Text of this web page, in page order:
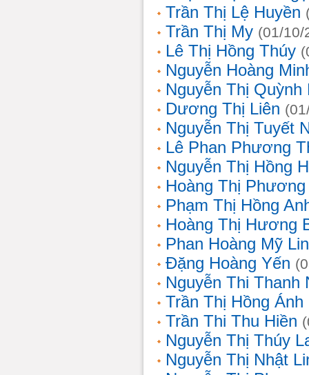
Trần Thị Lệ Huyền
Trần Thị My (01/10/
Lê Thị Hồng Thúy
Nguyễn Hoàng
Nguyễn Thị Quỳnh
Dương Thị Liên
Nguyễn Thị Tuyết
Lê Phan Phương
Nguyễn Thị Hồng
Hoàng Thị Phương
Phạm Thị Hồng
Hoàng Thị Hương
Phan Hoàng Mỹ
Đặng Hoàng Yến
Nguyễn Thi Thanh
Trần Thị Hồng Ánh
Trần Thi Thu Hiền
Nguyễn Thị Thúy
Nguyễn Thị Nhật